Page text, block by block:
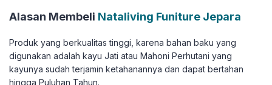
Alasan Membeli Nataliving Funiture Jepara
Produk yang berkualitas tinggi, karena bahan baku yang
digunakan adalah kayu Jati atau Mahoni Perhutani yang
kayunya sudah terjamin ketahanannya dan dapat bertahan
hingga Puluhan Tahun.